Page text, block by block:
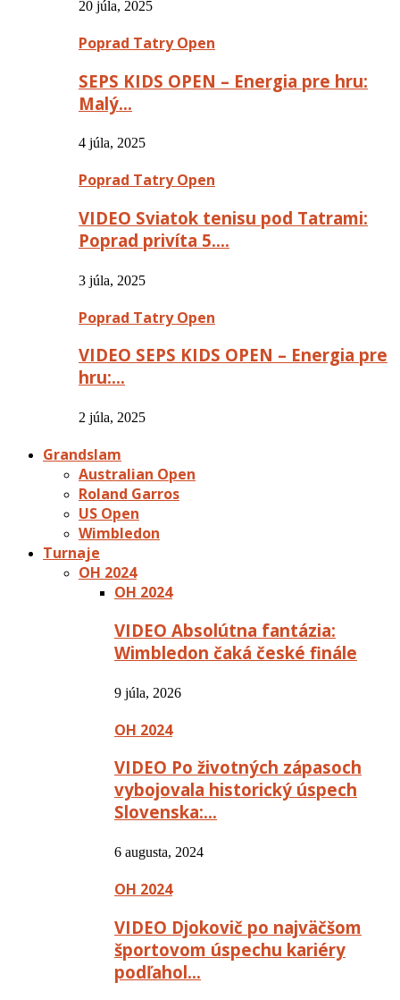
20 júla, 2025
Poprad Tatry Open
SEPS KIDS OPEN – Energia pre hru:
Malý…
4 júla, 2025
Poprad Tatry Open
VIDEO Sviatok tenisu pod Tatrami:
Poprad privíta 5….
3 júla, 2025
Poprad Tatry Open
VIDEO SEPS KIDS OPEN – Energia pre
hru:…
2 júla, 2025
Grandslam
Australian Open
Roland Garros
US Open
Wimbledon
Turnaje
OH 2024
OH 2024
VIDEO Absolútna fantázia:
Wimbledon čaká české finále
9 júla, 2026
OH 2024
VIDEO Po životných zápasoch
vybojovala historický úspech
Slovenska:…
6 augusta, 2024
OH 2024
VIDEO Djokovič po najväčšom
športovom úspechu kariéry
podľahol…